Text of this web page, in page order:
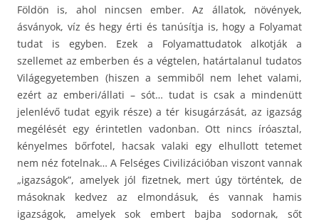
Földön is, ahol nincsen ember. Az állatok, növények,
ásványok, víz és hegy érti és tanúsítja is, hogy a Folyamat
tudat is egyben. Ezek a Folyamattudatok alkotják a
szellemet az emberben és a végtelen, határtalanul tudatos
Világegyetemben (hiszen a semmiből nem lehet valami,
ezért az emberi/állati – sót… tudat is csak a mindenütt
jelenlévő tudat egyik része) a tér kisugárzását, az igazság
megélését egy érintetlen vadonban. Ott nincs íróasztal,
kényelmes bőrfotel, hacsak valaki egy elhullott tetemet
nem néz fotelnak… A Felséges Civilizációban viszont vannak
„igazságok”, amelyek jól fizetnek, mert úgy történtek, de
másoknak kedvez az elmondásuk, és vannak hamis
igazságok, amelyek sok embert bajba sodornak, sőt